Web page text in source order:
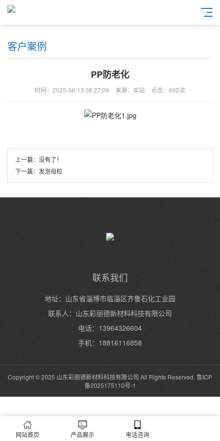
客户案例
PP防老化
时间：2025-06-13 08:27:09 来源：本站 点击：692次
上一篇： 没有了！
下一篇： 发泡母粒
联系我们
地址：山东省淄博市临淄区齐鲁石化工业园
联系人：山东彩丽德新材料科技有限公司
电话：13964326604
手机：18816116858
Copyright © 2025 山东彩丽德新材料科技有限公司 All Rights Reserved. 鲁ICP
备2025175110号-1
网站首页 产品展示 电话咨询